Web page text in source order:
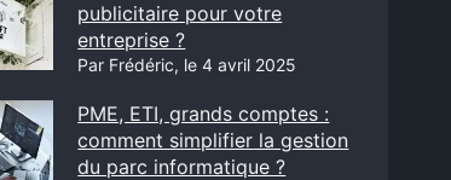
publicitaire pour votre
entreprise ?
Par Frédéric, le 4 avril 2025
PME, ETI, grands comptes :
comment simplifier la gestion
du parc informatique ?